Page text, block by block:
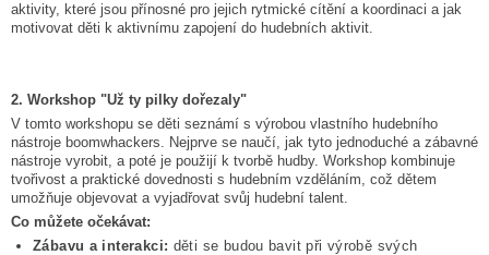
aktivity, které jsou přínosné pro jejich rytmické cítění a koordinaci a jak
motivovat děti k aktivnímu zapojení do hudebních aktivit.
2. Workshop "Už ty pilky dořezaly"
V tomto workshopu se děti seznámí s výrobou vlastního hudebního
nástroje boomwhackers. Nejprve se naučí, jak tyto jednoduché a zábavné
nástroje vyrobit, a poté je použijí k tvorbě hudby. Workshop kombinuje
tvořivost a praktické dovednosti s hudebním vzděláním, což dětem
umožňuje objevovat a vyjadřovat svůj hudební talent.
Co můžete očekávat:
Zábavu a interakci: děti se budou bavit při výrobě svých